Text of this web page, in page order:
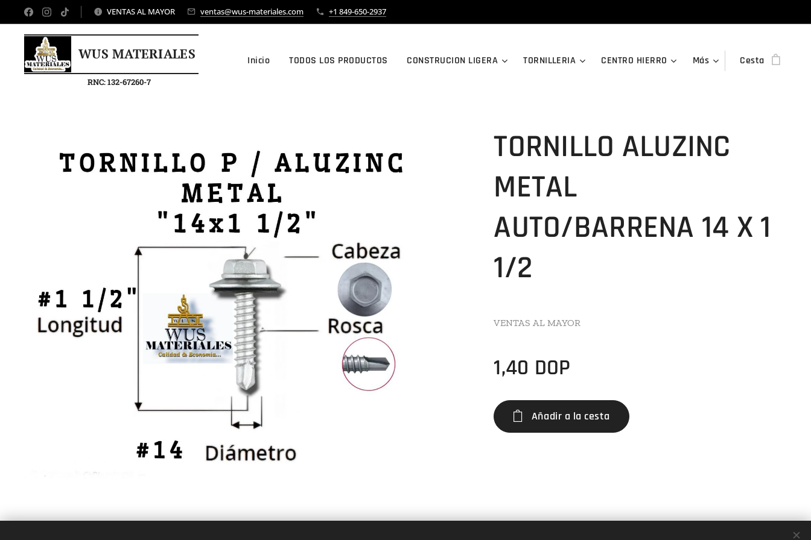
VENTAS AL MAYOR ventas@wus-materiales.com +1 849-650-2937
WUS MATERIALES
RNC: 132-67260-7
Inicio TODOS LOS PRODUCTOS CONSTRUCION LIGERA TORNILLERIA CENTRO HIERRO Más Cesta
TORNILLO ALUZINC
METAL
AUTO/BARRENA 14 X 1
1/2
VENTAS AL MAYOR
1,40 DOP
Añadir a la cesta